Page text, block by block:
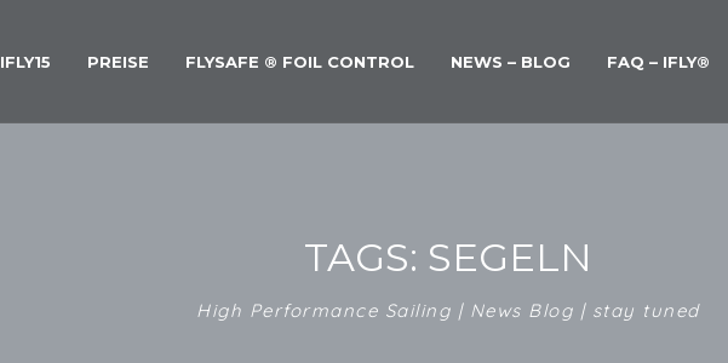
IFLY15 PREISE FLYSAFE ® FOIL CONTROL NEWS – BLOG FAQ – IFLY®
TAGS: SEGELN
High Performance Sailing | News Blog | stay tuned